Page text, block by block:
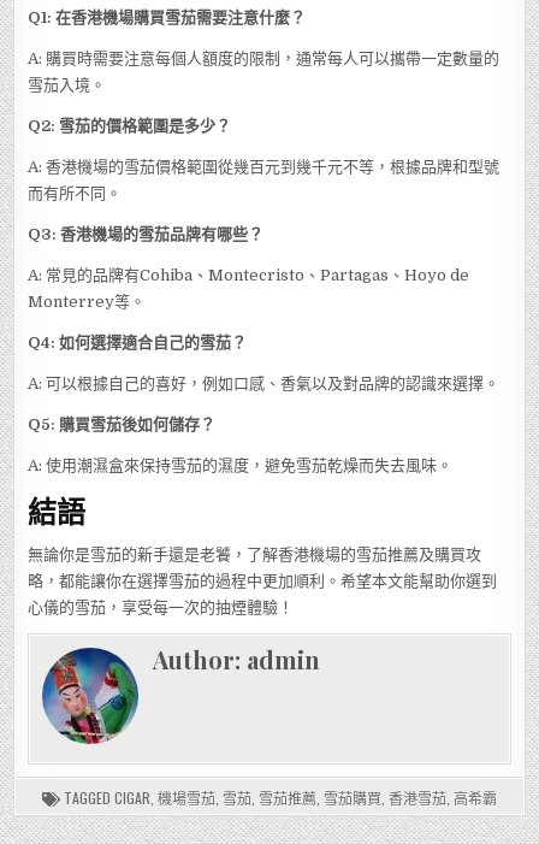
Q1: 在香港機場購買雪茄需要注意什麼？
A: 購買時需要注意每個人額度的限制，通常每人可以攜帶一定數量的
雪茄入境。
Q2: 雪茄的價格範圍是多少？
A: 香港機場的雪茄價格範圍從幾百元到幾千元不等，根據品牌和型號
而有所不同。
Q3: 香港機場的雪茄品牌有哪些？
A: 常見的品牌有Cohiba、Montecristo、Partagas、Hoyo de
Monterrey等。
Q4: 如何選擇適合自己的雪茄？
A: 可以根據自己的喜好，例如口感、香氣以及對品牌的認識來選擇。
Q5: 購買雪茄後如何儲存？
A: 使用潮濕盒來保持雪茄的濕度，避免雪茄乾燥而失去風味。
結語
無論你是雪茄的新手還是老饕，了解香港機場的雪茄推薦及購買攻
略，都能讓你在選擇雪茄的過程中更加順利。希望本文能幫助你選到
心儀的雪茄，享受每一次的抽煙體驗！
Author: admin
TAGGED CIGAR, 機場雪茄, 雪茄, 雪茄推薦, 雪茄購買, 香港雪茄, 高希霸